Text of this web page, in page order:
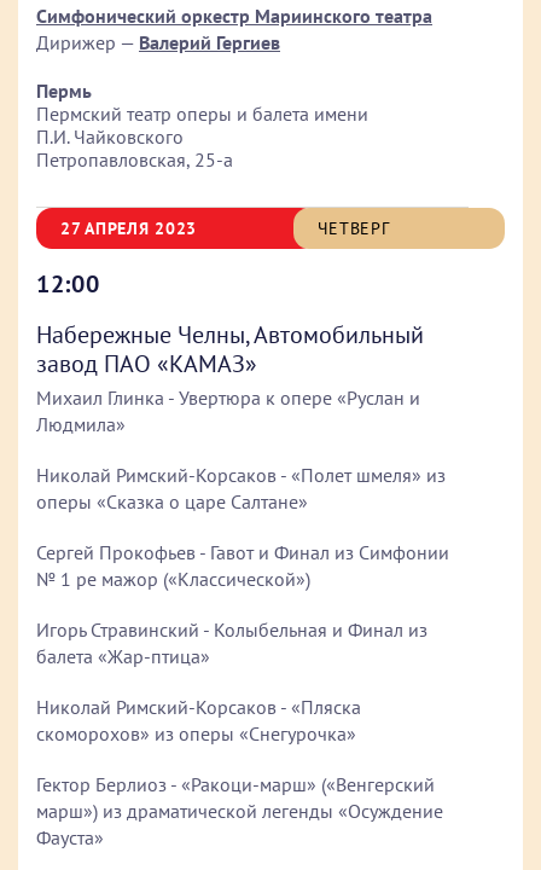
Симфонический оркестр Мариинского театра
Дирижер — Валерий Гергиев
Пермь
Пермский театр оперы и балета имени
П.И. Чайковского
Петропавловская, 25-а
27 АПРЕЛЯ 2023 ЧЕТВЕРГ
12:00
Набережные Челны, Автомобильный
завод ПАО «КАМАЗ»
Михаил Глинка - Увертюра к опере «Руслан и
Людмила»
Николай Римский-Корсаков - «Полет шмеля» из
оперы «Сказка о царе Салтане»
Сергей Прокофьев - Гавот и Финал из Симфонии
№ 1 ре мажор («Классической»)
Игорь Стравинский - Колыбельная и Финал из
балета «Жар-птица»
Николай Римский-Корсаков - «Пляска
скоморохов» из оперы «Снегурочка»
Гектор Берлиоз - «Ракоци-марш» («Венгерский
марш») из драматической легенды «Осуждение
Фауста»